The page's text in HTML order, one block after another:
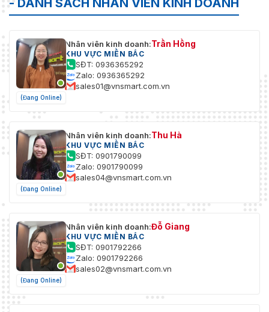
- DANH SÁCH NHÂN VIÊN KINH DOANH
(Đang Online)
Nhân viên kinh doanh:Trần Hồng
KHU VỰC MIỀN BẮC
SĐT: 0936365292
Zalo: 0936365292
sales01@vnsmart.com.vn
(Đang Online)
Nhân viên kinh doanh:Thu Hà
KHU VỰC MIỀN BẮC
SĐT: 0901790099
Zalo: 0901790099
sales04@vnsmart.com.vn
(Đang Online)
Nhân viên kinh doanh:Đỗ Giang
KHU VỰC MIỀN BẮC
SĐT: 0901792266
Zalo: 0901792266
sales02@vnsmart.com.vn